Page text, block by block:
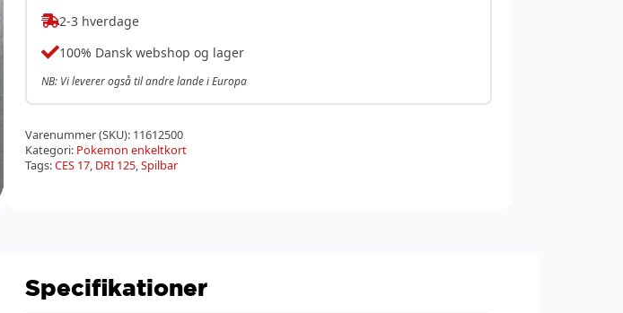
2-3 hverdage
100% Dansk webshop og lager
NB: Vi leverer også til andre lande i Europa
Varenummer (SKU): 11612500
Kategori: Pokemon enkeltkort
Tags:CES 17, DRI 125,Spilbar
Specifikationer